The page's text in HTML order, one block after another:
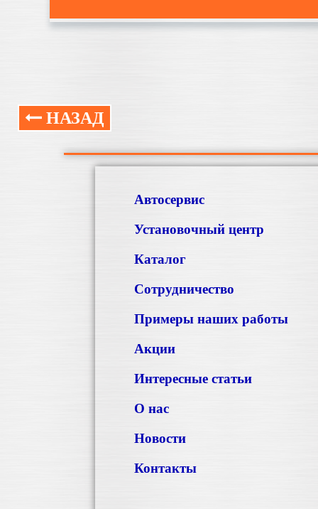
НАЗАД
Автосервис
Установочный центр
Каталог
Сотрудничество
Примеры наших работы
Акции
Интересные статьи
О нас
Новости
Контакты